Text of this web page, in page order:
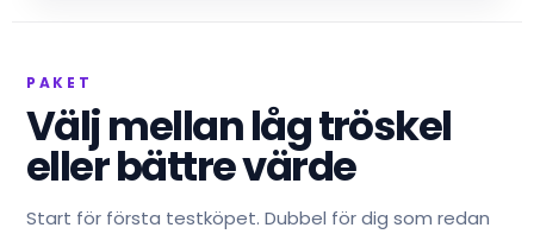
PAKET
Välj mellan låg tröskel
eller bättre värde
Start för första testköpet. Dubbel för dig som redan